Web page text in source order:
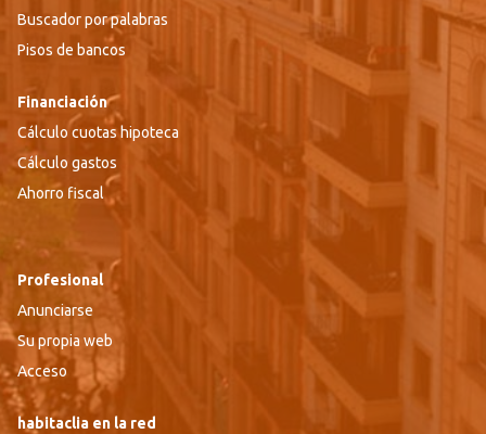
Buscador por palabras
Pisos de bancos
Financiación
Cálculo cuotas hipoteca
Cálculo gastos
Ahorro fiscal
Profesional
Anunciarse
Su propia web
Acceso
habitaclia en la red